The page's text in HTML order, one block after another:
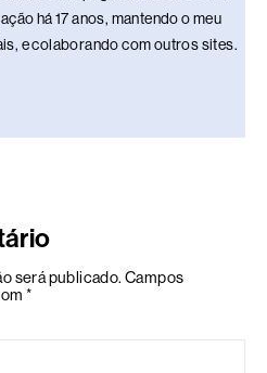
há 17 anos, mantendo o meu
e colaborando com outros sites.
será publicado. Campos
*